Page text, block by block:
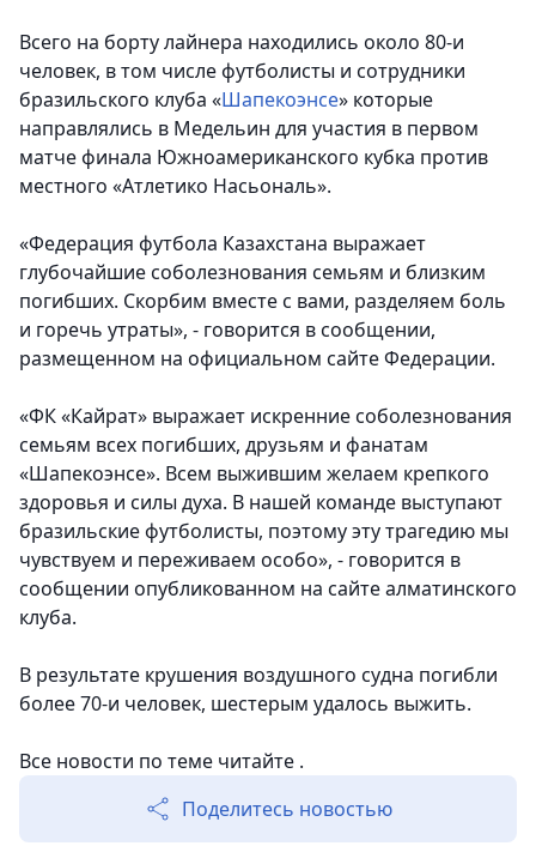
Всего на борту лайнера находились около 80-и
человек, в том числе футболисты и сотрудники
бразильского клуба «Шапекоэнсе» которые
направлялись в Медельин для участия в первом
матче финала Южноамериканского кубка против
местного «Атлетико Насьональ».
«Федерация футбола Казахстана выражает
глубочайшие соболезнования семьям и близким
погибших. Скорбим вместе с вами, разделяем боль
и горечь утраты», - говорится в сообщении,
размещенном на официальном сайте Федерации.
«ФК «Кайрат» выражает искренние соболезнования
семьям всех погибших, друзьям и фанатам
«Шапекоэнсе». Всем выжившим желаем крепкого
здоровья и силы духа. В нашей команде выступают
бразильские футболисты, поэтому эту трагедию мы
чувствуем и переживаем особо», - говорится в
сообщении опубликованном на сайте алматинского
клуба.
В результате крушения воздушного судна погибли
более 70-и человек, шестерым удалось выжить.
Все новости по теме читайте .
Поделитесь новостью